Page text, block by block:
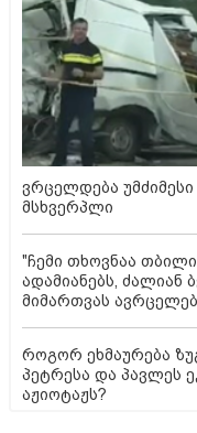
ვრცელდება
მსხვერპლი
"ჩემი თხოვნაა
ადამიანებს, ძალიან
მიმართვას
როგორ ეხმაურება
პეტრესა და პავლეს
აჟიოტაჟს?